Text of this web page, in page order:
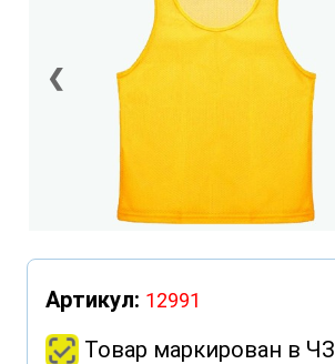
❮
Артикул: 12991
Товар маркирован в ЧЗ